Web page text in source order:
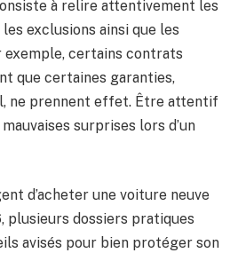
à relire attentivement les
exclusions ainsi que les
exemple, certains contrats
que certaines garanties,
ne prennent effet. Être attentif
surprises lors d’un
d’acheter une voiture neuve
plusieurs dossiers pratiques
avisés pour bien protéger son